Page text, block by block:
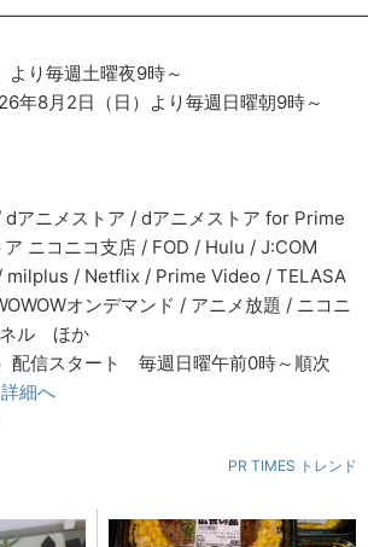
より毎週土曜夜9時～
年8月2日（日）より毎週日曜朝9時～
アニメストア / dアニメストア for Prime
ニコニコ支店 / FOD / Hulu / J:COM
milplus / Netflix / Prime Video / TELASA
オンデマンド / アニメ放題 / ニコニ
ネル ほか
配信スタート 毎週日曜午前0時～順次
細へ
PR TIMES トレンド